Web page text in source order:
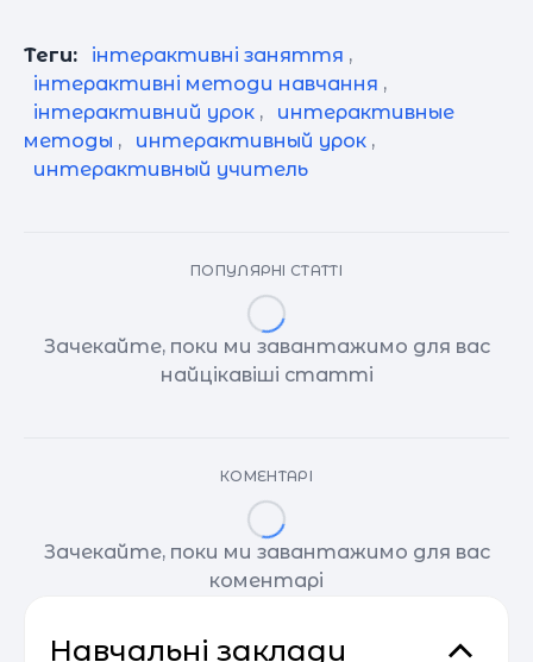
Теги: інтерактивні заняття ,
інтерактивні методи навчання ,
інтерактивний урок ,
интерактивные
методы , интерактивный урок ,
интерактивный учитель
ПОПУЛЯРНІ СТАТТІ
Зачекайте, поки ми завантажимо для вас
найцікавіші статті
КОМЕНТАРІ
Зачекайте, поки ми завантажимо для вас
коментарі
Навчальні заклади